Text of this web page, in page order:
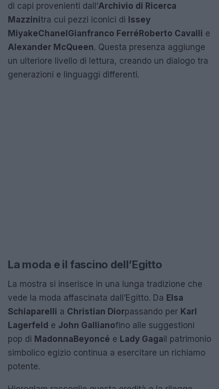
di capi provenienti dall’Archivio di Ricerca
Mazzinitra cui pezzi iconici di Issey
MiyakeChanel Gianfranco Ferré Roberto Cavalli e
Alexander McQueen. Questa presenza aggiunge
un ulteriore livello di lettura, creando un dialogo tra
generazioni e linguaggi differenti.
La moda e il fascino dell’Egitto
La mostra si inserisce in una lunga tradizione che
vede la moda affascinata dall’Egitto. Da Elsa
Schiaparelli a Christian Diorpassando per Karl
Lagerfeld e John Gallianofino alle suggestioni
pop di Madonna Beyoncé e Lady Gagail patrimonio
simbolico egizio continua a esercitare un richiamo
potente.